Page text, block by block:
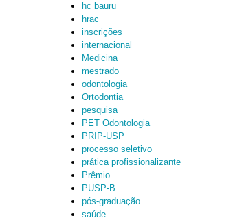
hc bauru
hrac
inscrições
internacional
Medicina
mestrado
odontologia
Ortodontia
pesquisa
PET Odontologia
PRIP-USP
processo seletivo
prática profissionalizante
Prêmio
PUSP-B
pós-graduação
saúde